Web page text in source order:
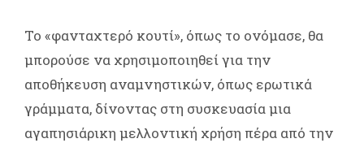
Το «φανταχτερό κουτί», όπως το ονόμασε, θα
μπορούσε να χρησιμοποιηθεί για την
αποθήκευση αναμνηστικών, όπως ερωτικά
γράμματα, δίνοντας στη συσκευασία μια
αγαπησιάρικη μελλοντική χρήση πέρα από την